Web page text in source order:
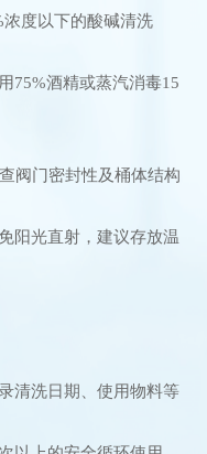
度以下的酸碱清洗
75%酒精或蒸汽消毒15
阀门密封性及桶体结构
阳光直射，建议存放温
清洗日期、使用物料等